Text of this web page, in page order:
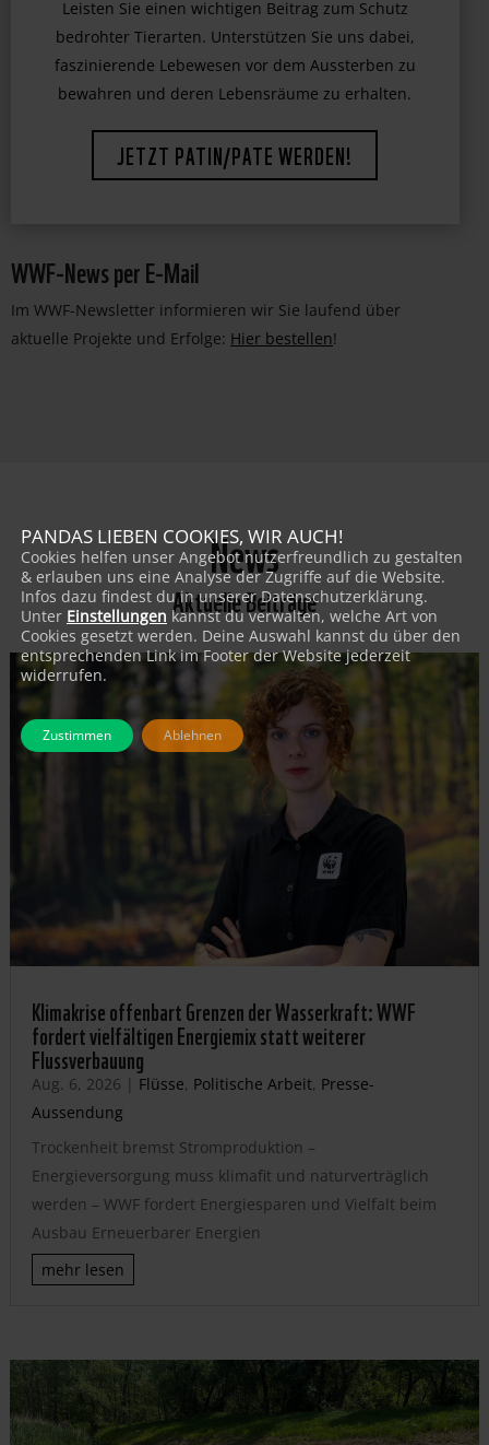
WWF-News per E-Mail
Im WWF-Newsletter informieren wir Sie laufend über
aktuelle Projekte und Erfolge: Hier bestellen!
News
Aktuelle Beiträge
Klimakrise offenbart Grenzen der Wasserkraft: WWF
fordert vielfältigen Energiemix statt weiterer
Flussverbauung
Aug. 6, 2026 | Flüsse, Politische Arbeit, Presse-
Aussendung
Trockenheit bremst Stromproduktion –
Energieversorgung muss klimafit und naturverträglich
werden – WWF fordert Energiesparen und Vielfalt beim
Ausbau Erneuerbarer Energien
mehr lesen
PANDAS LIEBEN COOKIES, WIR AUCH!
Cookies helfen unser Angebot nutzerfreundlich zu gestalten
& erlauben uns eine Analyse der Zugriffe auf die Website.
Infos dazu findest du in unserer Datenschutzerklärung.
Unter Einstellungen kannst du verwalten, welche Art von
Cookies gesetzt werden. Deine Auswahl kannst du über den
entsprechenden Link im Footer der Website jederzeit
widerrufen.
Zustimmen Ablehnen